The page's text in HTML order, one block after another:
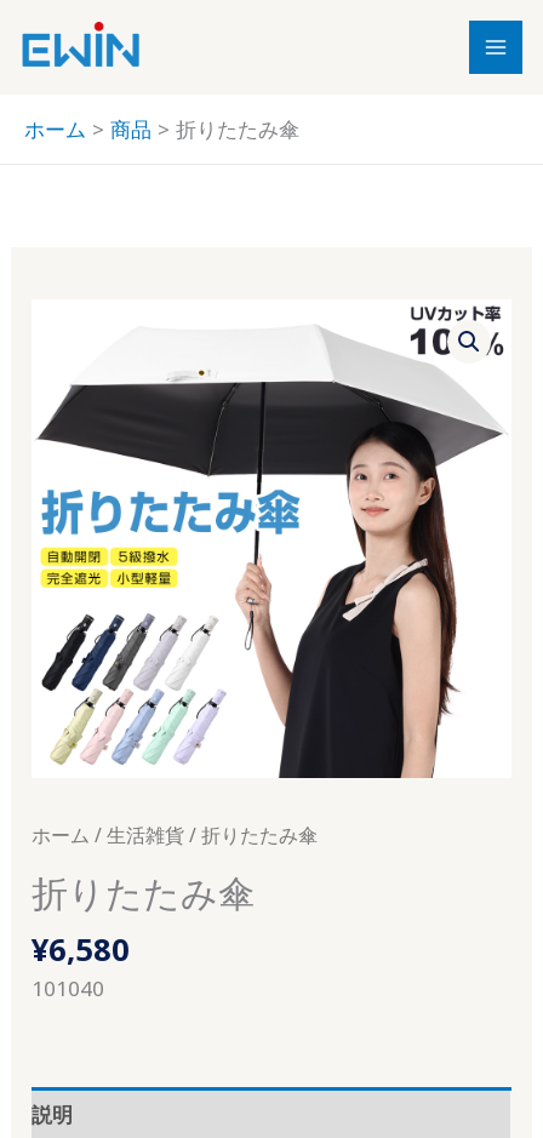
ホーム 商品 折りたたみ傘
ホーム /生活雑貨/ 折りたたみ傘
折りたたみ傘
¥6,580
101040
説明